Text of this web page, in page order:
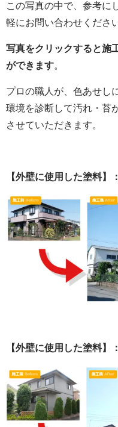
この写真の中で、参考に
軽にお問い合わせください
写真をクリックすると施
ができます。
プロの職人が、色あせし
環境を診断して汚れ・苔
させていただきます。
【外壁に使用した塗料】
【外壁に使用した塗料